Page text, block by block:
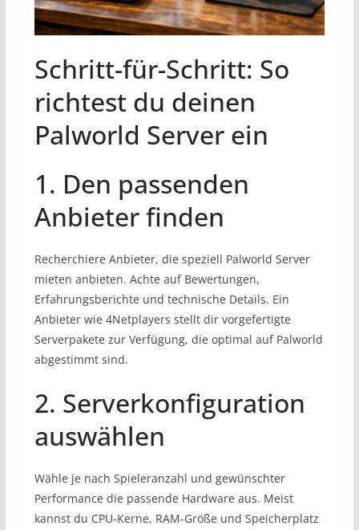
Schritt-für-Schritt: So
richtest du deinen
Palworld Server ein
1. Den passenden
Anbieter finden
Recherchiere Anbieter, die speziell Palworld Server
mieten anbieten. Achte auf Bewertungen,
Erfahrungsberichte und technische Details. Ein
Anbieter wie 4Netplayers stellt dir vorgefertigte
Serverpakete zur Verfügung, die optimal auf Palworld
abgestimmt sind.
2. Serverkonfiguration
auswählen
Wähle je nach Spieleranzahl und gewünschter
Performance die passende Hardware aus. Meist
kannst du CPU-Kerne, RAM-Größe und Speicherplatz